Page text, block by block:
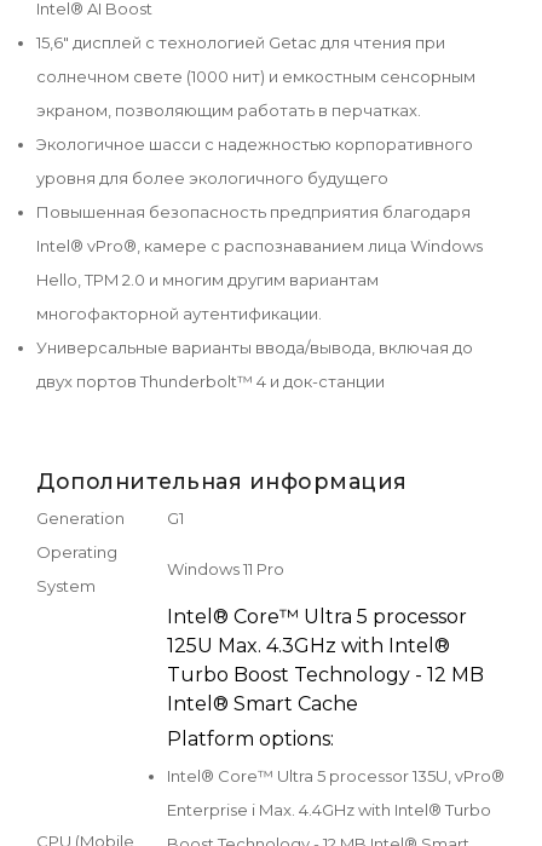
Intel® AI Boost
15,6" дисплей с технологией Getac для чтения при
солнечном свете (1000 нит) и емкостным сенсорным
экраном, позволяющим работать в перчатках.
Экологичное шасси с надежностью корпоративного
уровня для более экологичного будущего
Повышенная безопасность предприятия благодаря
Intel® vPro®, камере с распознаванием лица Windows
Hello, TPM 2.0 и многим другим вариантам
многофакторной аутентификации.
Универсальные варианты ввода/вывода, включая до
двух портов Thunderbolt™ 4 и док-станции
Дополнительная информация
Generation
G1
Operating
System
Windows 11 Pro
CPU (Mobile
Intel® Core™ Ultra 5 processor
125U Max. 4.3GHz with Intel®
Turbo Boost Technology - 12 MB
Intel® Smart Cache
Platform options:
Intel® Core™ Ultra 5 processor 135U, vPro®
Enterprise i Max. 4.4GHz with Intel® Turbo